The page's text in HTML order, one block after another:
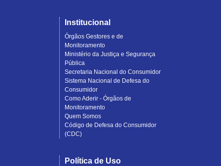
Institucional
Órgãos Gestores e de
Monitoramento
Ministério da Justiça e Segurança
Pública
Secretaria Nacional do Consumidor
Sistema Nacional de Defesa do
Consumidor
Como Aderir - Órgãos de
Monitoramento
Quem Somos
Código de Defesa do Consumidor
(CDC)
Política de Uso